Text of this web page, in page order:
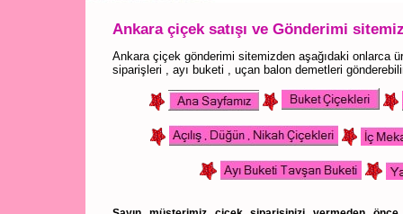
Ankara çiçek satışı ve Gönderimi
Ankara çiçek gönderimi sitemizden aşağıdaki onlarca
siparişleri , ayı buketi , uçan balon demetleri